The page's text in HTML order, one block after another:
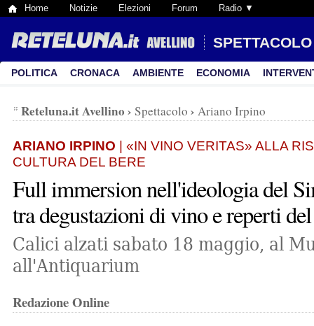
Home Notizie Elezioni Forum Radio ▼
SPETTACOLO
POLITICA CRONACA AMBIENTE ECONOMIA
Reteluna.it Avellino › Spettacolo › Ariano Irpino
ARIANO IRPINO | «IN VINO VERITAS» ALLA
CULTURA DEL BERE
Full immersion nell'ideologia del
tra degustazioni di vino e reperti
Calici alzati sabato 18 maggio, al
all'Antiquarium
Redazione Online